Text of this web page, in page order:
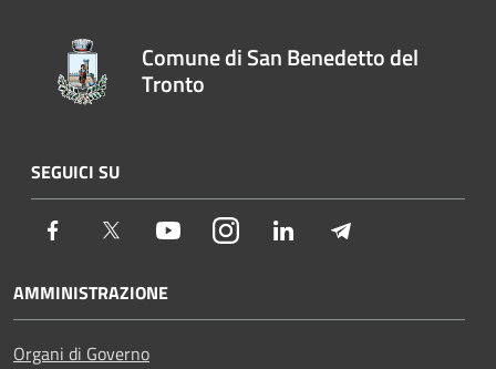
Comune di San Benedetto del
Tronto
SEGUICI SU
Facebook Twitter YoutubeInstagramLinkedIn
AMMINISTRAZIONE
Organi di Governo